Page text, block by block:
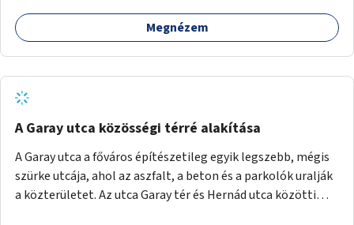
Megnézem
A Garay utca közösségi térré alakítása
A Garay utca a főváros építészetileg egyik legszebb, mégis
szürke utcája, ahol az aszfalt, a beton és a parkolók uralják
a közterületet. Az utca Garay tér és Hernád utca közötti